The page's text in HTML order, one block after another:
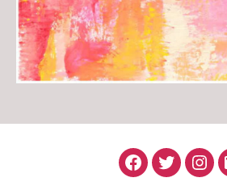
Facebook
Twitter